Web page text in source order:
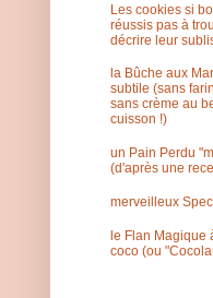
Les cookies si
réussis pas à
décrire leur
la Bûche aux
subtile (sans
sans crème au
cuisson !)
un Pain Perdu
(d'après une
merveilleux
le Flan Magique
coco (ou